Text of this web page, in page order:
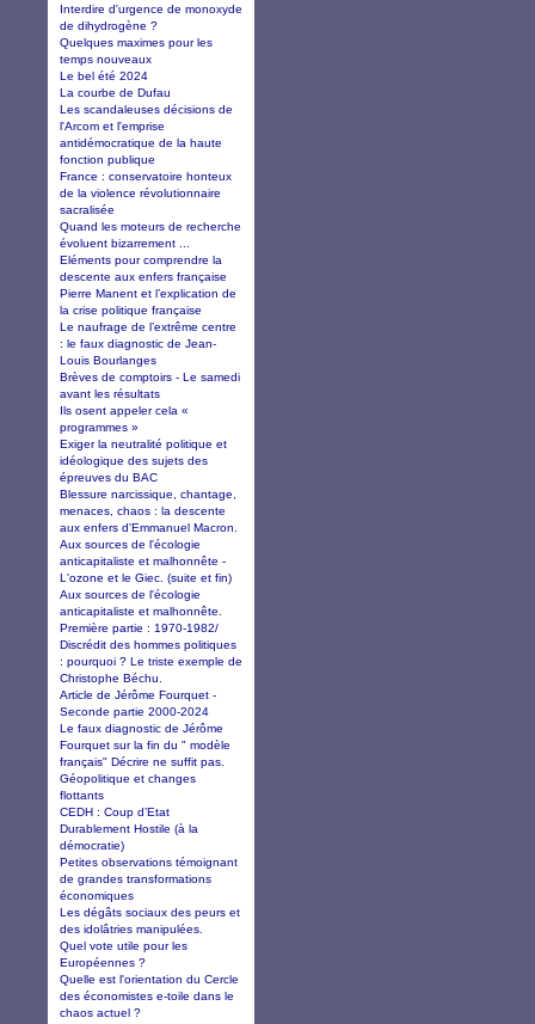
Interdire d'urgence de monoxyde
de dihydrogène ?
Quelques maximes pour les
temps nouveaux
Le bel été 2024
La courbe de Dufau
Les scandaleuses décisions de
l'Arcom et l'emprise
antidémocratique de la haute
fonction publique
France : conservatoire honteux
de la violence révolutionnaire
sacralisée
Quand les moteurs de recherche
évoluent bizarrement ...
Eléments pour comprendre la
descente aux enfers française
Pierre Manent et l’explication de
la crise politique française
Le naufrage de l’extrême centre
: le faux diagnostic de Jean-
Louis Bourlanges
Brèves de comptoirs - Le samedi
avant les résultats
Ils osent appeler cela «
programmes »
Exiger la neutralité politique et
idéologique des sujets des
épreuves du BAC
Blessure narcissique, chantage,
menaces, chaos : la descente
aux enfers d'Emmanuel Macron.
Aux sources de l'écologie
anticapitaliste et malhonnête -
L'ozone et le Giec. (suite et fin)
Aux sources de l'écologie
anticapitaliste et malhonnête.
Première partie : 1970-1982/
Discrédit des hommes politiques
: pourquoi ? Le triste exemple de
Christophe Béchu.
Article de Jérôme Fourquet -
Seconde partie 2000-2024
Le faux diagnostic de Jérôme
Fourquet sur la fin du " modèle
français" Décrire ne suffit pas.
Géopolitique et changes
flottants
CEDH : Coup d’Etat
Durablement Hostile (à la
démocratie)
Petites observations témoignant
de grandes transformations
économiques
Les dégâts sociaux des peurs et
des idolâtries manipulées.
Quel vote utile pour les
Européennes ?
Quelle est l'orientation du Cercle
des économistes e-toile dans le
chaos actuel ?